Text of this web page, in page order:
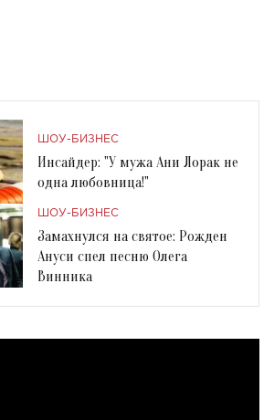
ШОУ-БИЗНЕС
Инсайдер: "У мужа Ани Лорак не
одна любовница!"
ШОУ-БИЗНЕС
Замахнулся на святое: Рожден
Ануси спел песню Олега
Винника